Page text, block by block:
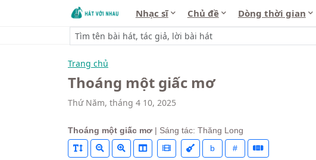
Nhạc sĩ Chủ đề Dòng thời gian
Trang chủ
Thoáng một giấc mơ
Thứ Năm, tháng 4 10, 2025
Thoáng một giấc mơ | Sáng tác: Thăng Long
b
#